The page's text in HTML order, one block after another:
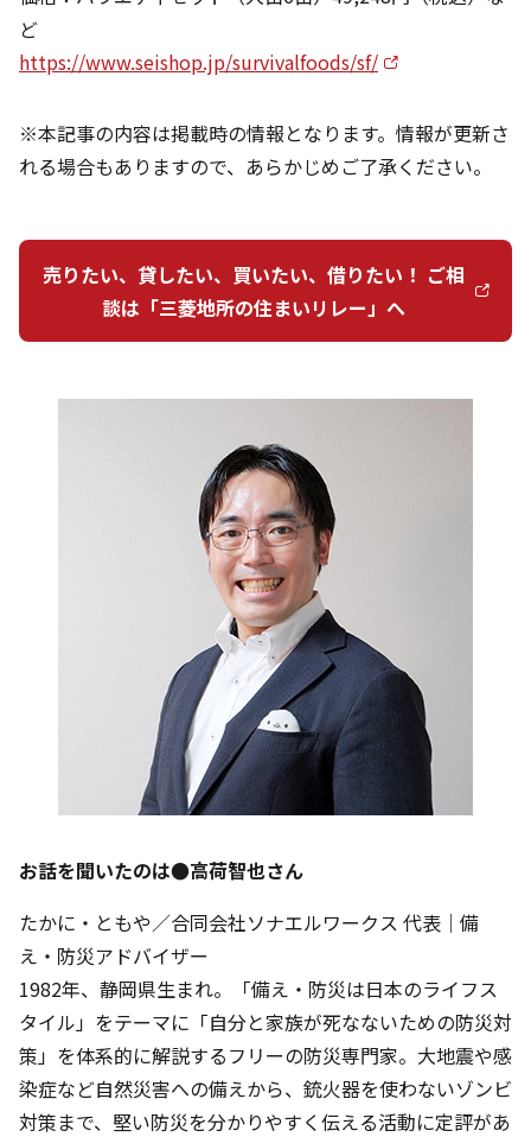
ど
https://www.seishop.jp/survivalfoods/sf/
※本記事の内容は掲載時の情報となります。情報が更新さ
れる場合もありますので、あらかじめご了承ください。
売りたい、貸したい、買いたい、借りたい！ ご相
談は「三菱地所の住まいリレー」へ
お話を聞いたのは●高荷智也さん
たかに・ともや／合同会社ソナエルワークス 代表｜備
え・防災アドバイザー
1982年、静岡県生まれ。「備え・防災は日本のライフス
タイル」をテーマに「自分と家族が死なないための防災対
策」を体系的に解説するフリーの防災専門家。大地震や感
染症など自然災害への備えから、銃火器を使わないゾンビ
対策まで、堅い防災を分かりやすく伝える活動に定評があ